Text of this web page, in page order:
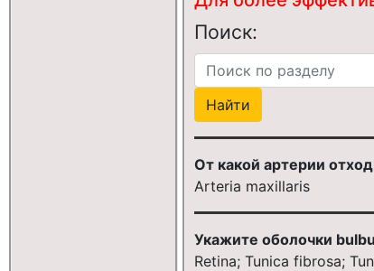
Поиск:
От какой артерии
Arteria maxillaris
Укажите оболочки
Retina; Tunica fibrosa;